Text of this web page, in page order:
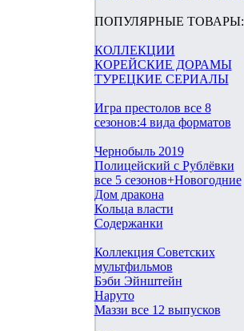
ПОПУЛЯРНЫЕ ТОВАРЫ:
КОЛЛЕКЦИИ
КОРЕЙСКИЕ ДОРАМЫ
ТУРЕЦКИЕ СЕРИАЛЫ
Игра престолов все 8
сезонов:4 вида форматов
Чернобыль 2019
Полицейский с Рублёвки
все 5 сезонов+Новогодние
Дом дракона
Кольца власти
Содержанки
Коллекция Советских
мультфильмов
Бэби Эйнштейн
Наруто
Маззи все 12 выпусков